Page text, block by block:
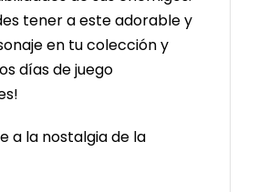
tener a este adorable y
en tu colección y
días de juego
a la nostalgia de la